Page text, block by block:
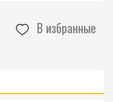
В избранные